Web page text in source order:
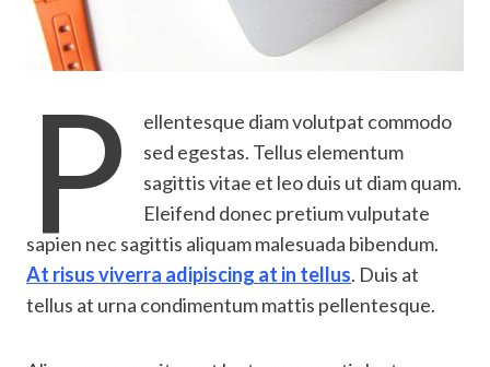
P
ellentesque diam volutpat commodo
sed egestas. Tellus elementum
sagittis vitae et leo duis ut diam quam.
Eleifend donec pretium vulputate
sapien nec sagittis aliquam malesuada bibendum.
At risus viverra adipiscing at in tellus. Duis at
tellus at urna condimentum mattis pellentesque.